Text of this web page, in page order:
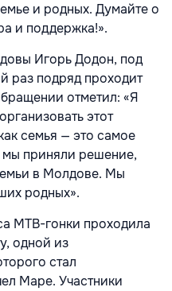
и родных. Думайте о
и поддержка!».
Игорь Додон, под
раз подряд проходит
отметил: «Я
этот
семья — это самое
мы приняли решение,
в Молдове. Мы
родных».
MTB-гонки проходила
одной из
стал
Маре. Участники